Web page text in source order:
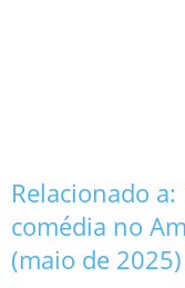
Relacionado a:
comédia no
(maio de 2025)